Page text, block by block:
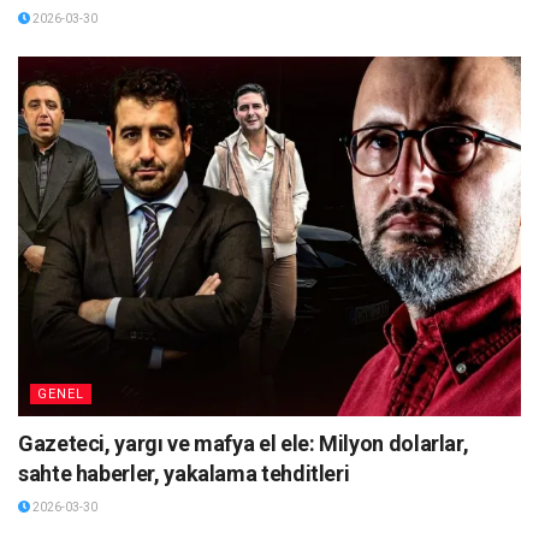
2026-03-30
GENEL
Gazeteci, yargı ve mafya el ele: Milyon dolarlar,
sahte haberler, yakalama tehditleri
2026-03-30